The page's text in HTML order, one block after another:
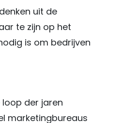
uit de
te zijn op het
is om bedrijven
loop der jaren
marketingbureaus